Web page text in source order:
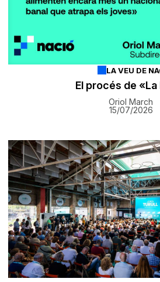
LA VEU DE
El procés de «La
Oriol March
15/07/2026